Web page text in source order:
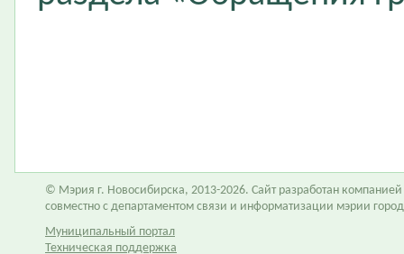
© Мэрия г. Новосибирска, 2013-2026. Сайт разработан компанией
совместно с департаментом связи и информатизации мэрии
Муниципальный портал
Техническая поддержка